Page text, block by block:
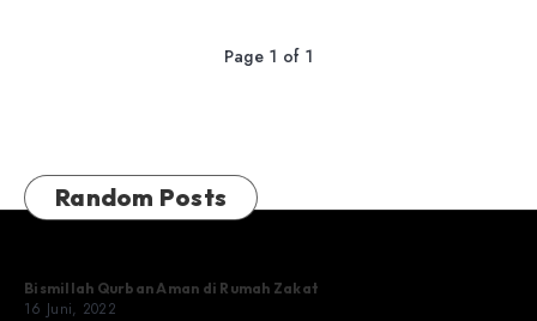
Page 1 of 1
Random Posts
Bismillah Qurban Aman di Rumah Zakat
16 Juni, 2022